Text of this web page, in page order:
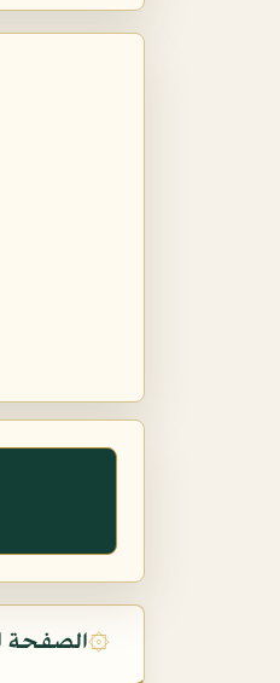
۞الصفحة